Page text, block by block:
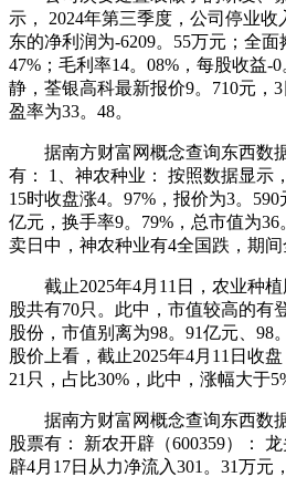
示， 2024年第三季度，公司停业
东的净利润为-6209。55万元；全面
47%；毛利率14。08%，每股收益-
静，荃银高科最新报价9。710元，
盈率为33。48。
据南方财富网概念查询东西数
有： 1、神农种业： 按照数据显示
15时收盘涨4。97%，报价为3。
亿元，换手率9。79%，总市值为
卖日中，神农种业有4全国跌，期间
截止2025年4月11日，农业种植
股共有70只。此中，市值较高的有
股份，市值别离为98。91亿元、98
股价上看，截止2025年4月11日收
21只，占比30%，此中，涨幅大于
据南方财富网概念查询东西数
股票有： 新农开辟（600359）：
辟4月17日从力净流入301。31万元